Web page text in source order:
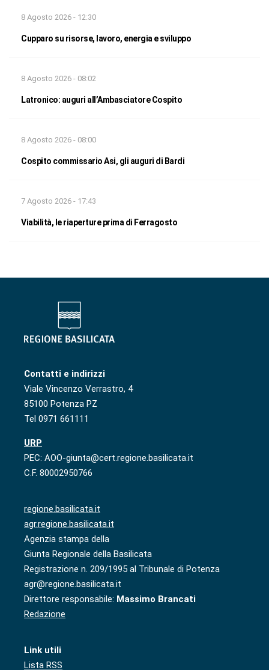
8 Agosto 2026 - 12:30
Cupparo su risorse, lavoro, energia e sviluppo
8 Agosto 2026 - 08:02
Latronico: auguri all’Ambasciatore Cospito
8 Agosto 2026 - 08:00
Cospito commissario Asi, gli auguri di Bardi
7 Agosto 2026 - 17:43
Viabilità, le riaperture prima di Ferragosto
Contatti e indirizzi
Viale Vincenzo Verrastro, 4
85100 Potenza PZ
Tel 0971 661111
URP
PEC: AOO-giunta@cert.regione.basilicata.it
C.F. 80002950766
regione.basilicata.it
agr.regione.basilicata.it
Agenzia stampa della
Giunta Regionale della Basilicata
Registrazione n. 209/1995 al Tribunale di Potenza
agr@regione.basilicata.it
Direttore responsabile: Massimo Brancati
Redazione
Link utili
Lista RSS